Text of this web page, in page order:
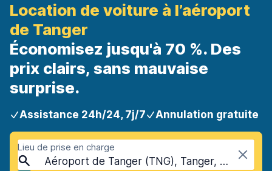
Location de voiture à l’aéroport
de Tanger
Économisez jusqu'à 70 %. Des
prix clairs, sans mauvaise
surprise.
Assistance 24h/24, 7j/7 Annulation gratuite
Lieu de prise en charge
Aéroport de Tanger (TNG), Tanger, Maroc